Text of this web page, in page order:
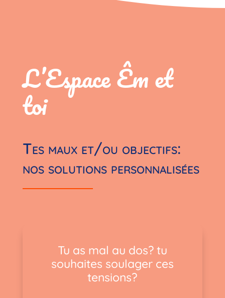
L’Espace Êm et
toi
Tes maux et/ou objectifs:
nos solutions personnalisées
Tu as mal au dos? tu
souhaites soulager ces
tensions?